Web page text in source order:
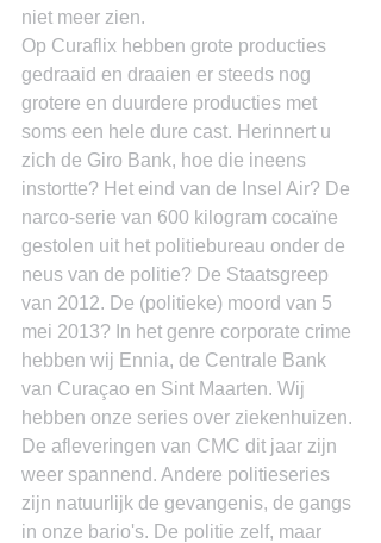
niet meer zien.
Op Curaflix hebben grote producties
gedraaid en draaien er steeds nog
grotere en duurdere producties met
soms een hele dure cast. Herinnert u
zich de Giro Bank, hoe die ineens
instortte? Het eind van de Insel Air? De
narco-serie van 600 kilogram cocaïne
gestolen uit het politiebureau onder de
neus van de politie? De Staatsgreep
van 2012. De (politieke) moord van 5
mei 2013? In het genre corporate crime
hebben wij Ennia, de Centrale Bank
van Curaçao en Sint Maarten. Wij
hebben onze series over ziekenhuizen.
De afleveringen van CMC dit jaar zijn
weer spannend. Andere politieseries
zijn natuurlijk de gevangenis, de gangs
in onze bario's. De politie zelf, maar